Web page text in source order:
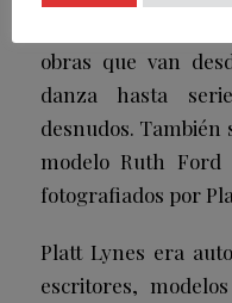
obras que van
danza hasta
desnudos. También
modelo Ruth
fotografiados por
Platt Lynes era
escritores,